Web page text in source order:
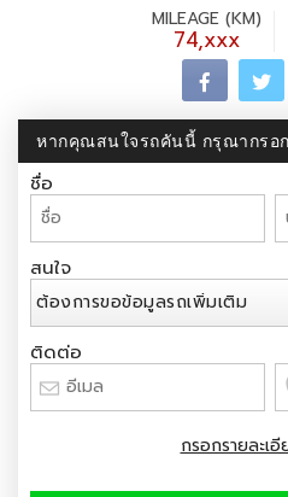
MILEAGE (KM)
74,xxx
หากคุณสนใจรถคันนี้ กรุณากรอ
ชื่อ
สนใจ
ติดต่อ
กรอกรายละเ